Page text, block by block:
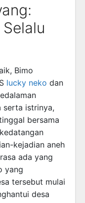
Bimo
lucky neko dan
serta istrinya,
bersama
kejadian aneh
ada yang
yang
tersebut mulai
desa